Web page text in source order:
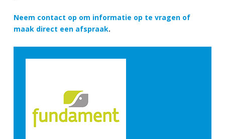
Neem contact op om informatie op te vragen of
maak direct een afspraak.